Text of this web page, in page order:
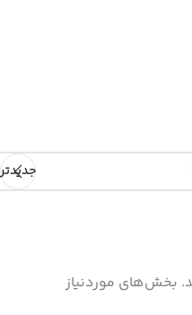
جدیدتر
بخش‌های موردنیاز